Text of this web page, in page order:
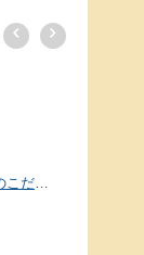
オーサワジャパン オーサワのこだわりおでん(5種入り) 370g